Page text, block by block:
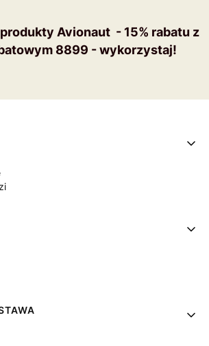
Avionaut - 15% rabatu z
8899 - wykorzystaj!